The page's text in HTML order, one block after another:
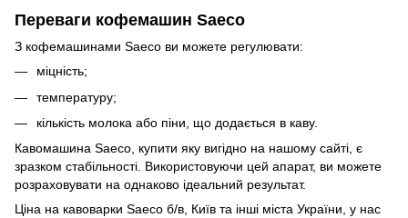
Переваги кофемашин Saeco
З кофемашинами Saeco ви можете регулювати:
міцність;
температуру;
кількість молока або піни, що додається в каву.
Кавомашина Saeco, купити яку вигідно на нашому сайті, є
зразком стабільності. Використовуючи цей апарат, ви можете
розраховувати на однаково ідеальний результат.
Ціна на кавоварки Saeco б/в, Київ та інші міста України, у нас